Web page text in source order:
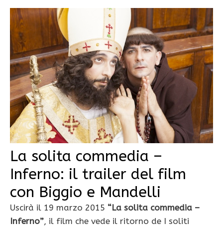
La solita commedia –
Inferno: il trailer del film
con Biggio e Mandelli
Uscirà il 19 marzo 2015 “La solita commedia –
Inferno”, il film che vede il ritorno de I soliti